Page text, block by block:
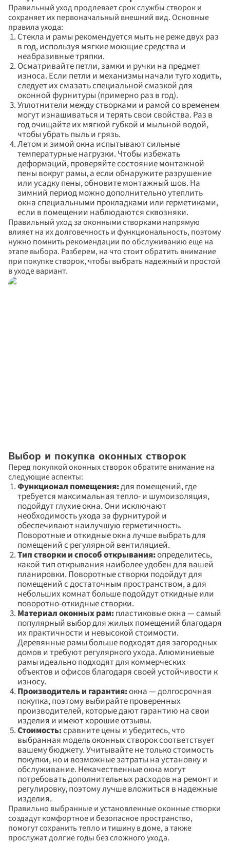
Отправить
Заполняя и отправляя форму, я даю
своё согласие на обработку моих
персональных данных в соответствии
с ФЗ «О персональных данных» (№152-
ФЗ от 27.07.2006), на условиях
и для целей, определенных Политикой
конфиденциальности.
Вернуться на сайт
Правильный уход продлевает срок службы створок и
сохраняет их первоначальный внешний вид. Основные
правила ухода:
Стекла и рамы рекомендуется мыть не реже двух раз
в год, используя мягкие моющие средства и
неабразивные тряпки.
Осматривайте петли, замки и ручки на предмет
износа. Если петли и механизмы начали туго ходить,
следует их смазать специальной смазкой для
оконной фурнитуры (примерно раз в год).
Уплотнители между створками и рамой со временем
могут изнашиваться и терять свои свойства. Раз в
год очищайте их мягкой губкой и мыльной водой,
чтобы убрать пыль и грязь.
Летом и зимой окна испытывают сильные
температурные нагрузки. Чтобы избежать
деформаций, проверяйте состояние монтажной
пены вокруг рамы, а если обнаружите разрушение
или усадку пены, обновите монтажный шов. На
зимний период можно дополнительно утеплить
окна специальными прокладками или герметиками,
если в помещении наблюдаются сквозняки.
Правильный уход за оконными створками напрямую
влияет на их долговечность и функциональность, поэтому
нужно помнить рекомендации по обслуживанию еще на
этапе выбора. Разберем, на что стоит обратить внимание
при покупке створок, чтобы выбрать надежный и простой
в уходе вариант.
Выбор и покупка оконных створок
Перед покупкой оконных створок обратите внимание на
следующие аспекты:
Функционал помещения: для помещений, где
требуется максимальная тепло- и шумоизоляция,
подойдут глухие окна. Они исключают
необходимость ухода за фурнитурой и
обеспечивают наилучшую герметичность.
Поворотные и откидные окна лучше выбрать для
помещений с регулярной вентиляцией.
Тип створки и способ открывания: определитесь,
какой тип открывания наиболее удобен для вашей
планировки. Поворотные створки подойдут для
помещений с достаточным пространством, а для
небольших комнат больше подойдут откидные или
поворотно-откидные створки.
Материал оконных рам: пластиковые окна — самый
популярный выбор для жилых помещений благодаря
их практичности и невысокой стоимости.
Деревянные рамы больше подходят для загородных
домов и требуют регулярного ухода. Алюминиевые
рамы идеально подходят для коммерческих
объектов и офисов благодаря своей устойчивости к
износу.
Производитель и гарантия: окна — долгосрочная
покупка, поэтому выбирайте проверенных
производителей, которые дают гарантию на свои
изделия и имеют хорошие отзывы.
Стоимость: сравните цены и убедитесь, что
выбранная модель оконных створок соответствует
вашему бюджету. Учитывайте не только стоимость
покупки, но и возможные затраты на установку и
обслуживание. Некачественные окна могут
потребовать дополнительных расходов на ремонт и
регулировку, поэтому лучше вложиться в надежные
изделия.
Правильно выбранные и установленные оконные створки
создадут комфортное и безопасное пространство,
помогут сохранить тепло и тишину в доме, а также
прослужат долгие годы без сложного ухода.